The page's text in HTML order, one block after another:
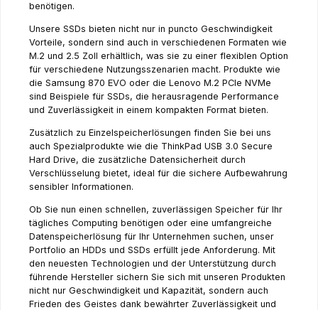
benötigen.
Unsere SSDs bieten nicht nur in puncto Geschwindigkeit
Vorteile, sondern sind auch in verschiedenen Formaten wie
M.2 und 2.5 Zoll erhältlich, was sie zu einer flexiblen Option
für verschiedene Nutzungsszenarien macht. Produkte wie
die Samsung 870 EVO oder die Lenovo M.2 PCIe NVMe
sind Beispiele für SSDs, die herausragende Performance
und Zuverlässigkeit in einem kompakten Format bieten.
Zusätzlich zu Einzelspeicherlösungen finden Sie bei uns
auch Spezialprodukte wie die ThinkPad USB 3.0 Secure
Hard Drive, die zusätzliche Datensicherheit durch
Verschlüsselung bietet, ideal für die sichere Aufbewahrung
sensibler Informationen.
Ob Sie nun einen schnellen, zuverlässigen Speicher für Ihr
tägliches Computing benötigen oder eine umfangreiche
Datenspeicherlösung für Ihr Unternehmen suchen, unser
Portfolio an HDDs und SSDs erfüllt jede Anforderung. Mit
den neuesten Technologien und der Unterstützung durch
führende Hersteller sichern Sie sich mit unseren Produkten
nicht nur Geschwindigkeit und Kapazität, sondern auch
Frieden des Geistes dank bewährter Zuverlässigkeit und